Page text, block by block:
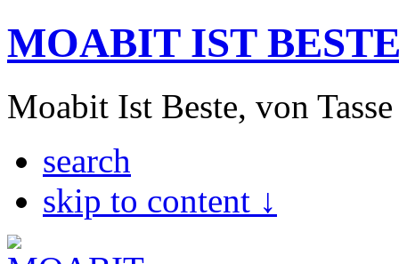
MOABIT IST
Moabit Ist Beste, von
search
skip to content ↓